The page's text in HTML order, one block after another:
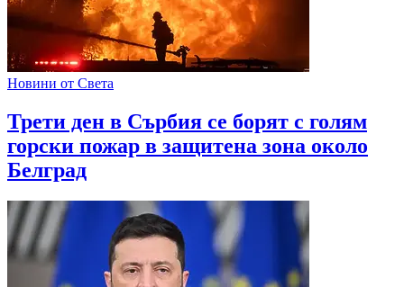
Новини от Света
Трети ден в Сърбия се борят с голям
горски пожар в защитена зона около
Белград